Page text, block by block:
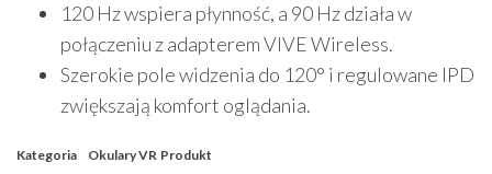
120 Hz wspiera płynność, a 90 Hz działa w
połączeniu z adapterem VIVE Wireless.
Szerokie pole widzenia do 120° i regulowane IPD
zwiększają komfort oglądania.
Kategoria Okulary VR Produkt